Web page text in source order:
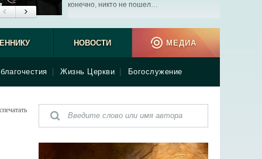
конечно, никто не пошел…
Жизнь Церкви Богослужение
НОВОСТИ МЕДИА